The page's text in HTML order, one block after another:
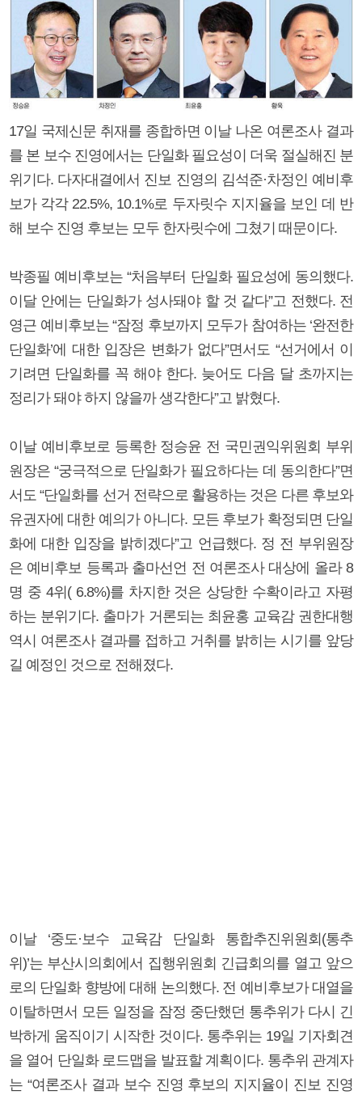
17일 국제신문 취재를 종합하면 이날 나온 여론조사 결과
를 본 보수 진영에서는 단일화 필요성이 더욱 절실해진 분
위기다. 다자대결에서 진보 진영의 김석준·차정인 예비후
보가 각각 22.5%, 10.1%로 두자릿수 지지율을 보인 데 반
해 보수 진영 후보는 모두 한자릿수에 그쳤기 때문이다.
박종필 예비후보는 “처음부터 단일화 필요성에 동의했다.
이달 안에는 단일화가 성사돼야 할 것 같다”고 전했다. 전
영근 예비후보는 “잠정 후보까지 모두가 참여하는 ‘완전한
단일화’에 대한 입장은 변화가 없다”면서도 “선거에서 이
기려면 단일화를 꼭 해야 한다. 늦어도 다음 달 초까지는
정리가 돼야 하지 않을까 생각한다”고 밝혔다.
이날 예비후보로 등록한 정승윤 전 국민권익위원회 부위
원장은 “궁극적으로 단일화가 필요하다는 데 동의한다”면
서도 “단일화를 선거 전략으로 활용하는 것은 다른 후보와
유권자에 대한 예의가 아니다. 모든 후보가 확정되면 단일
화에 대한 입장을 밝히겠다”고 언급했다. 정 전 부위원장
은 예비후보 등록과 출마선언 전 여론조사 대상에 올라 8
명 중 4위( 6.8%)를 차지한 것은 상당한 수확이라고 자평
하는 분위기다. 출마가 거론되는 최윤홍 교육감 권한대행
역시 여론조사 결과를 접하고 거취를 밝히는 시기를 앞당
길 예정인 것으로 전해졌다.
이날 ‘중도·보수 교육감 단일화 통합추진위원회(통추
위)’는 부산시의회에서 집행위원회 긴급회의를 열고 앞으
로의 단일화 향방에 대해 논의했다. 전 예비후보가 대열을
이탈하면서 모든 일정을 잠정 중단했던 통추위가 다시 긴
박하게 움직이기 시작한 것이다. 통추위는 19일 기자회견
을 열어 단일화 로드맵을 발표할 계획이다. 통추위 관계자
는 “여론조사 결과 보수 진영 후보의 지지율이 진보 진영